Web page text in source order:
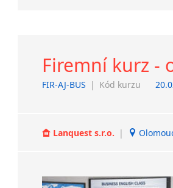
Firemní kurz -
FIR-AJ-BUS | Kód kurzu
Lanquest s.r.o. |